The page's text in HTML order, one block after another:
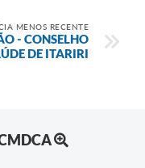
MENOS RECENTE
- CONSELHO
DE ITARIRI